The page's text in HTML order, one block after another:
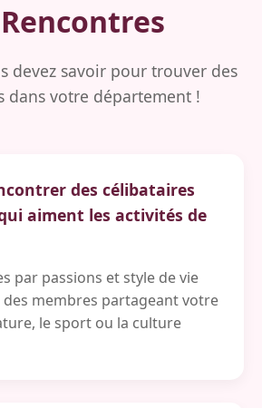
devez savoir pour trouver des
dans votre département !
des célibataires
aiment les activités de
par passions et style de vie
membres partageant votre
le sport ou la culture